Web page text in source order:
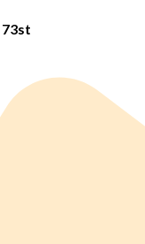
73st